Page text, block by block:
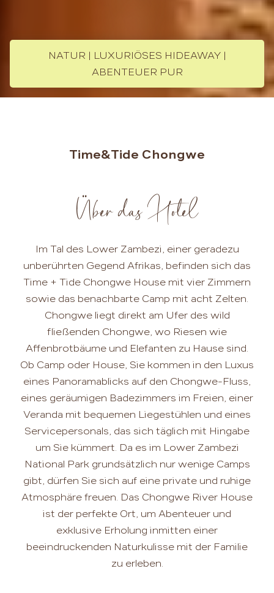
NATUR | LUXURIÖSES HIDEAWAY |
ABENTEUER PUR
Time&Tide Chongwe
Über das Hotel
Im Tal des Lower Zambezi, einer geradezu
unberührten Gegend Afrikas, befinden sich das
Time + Tide Chongwe House mit vier Zimmern
sowie das benachbarte Camp mit acht Zelten.
Chongwe liegt direkt am Ufer des wild
fließenden Chongwe, wo Riesen wie
Affenbrotbäume und Elefanten zu Hause sind.
Ob Camp oder House, Sie kommen in den Luxus
eines Panoramablicks auf den Chongwe-Fluss,
eines geräumigen Badezimmers im Freien, einer
Veranda mit bequemen Liegestühlen und eines
Servicepersonals, das sich täglich mit Hingabe
um Sie kümmert. Da es im Lower Zambezi
National Park grundsätzlich nur wenige Camps
gibt, dürfen Sie sich auf eine private und ruhige
Atmosphäre freuen. Das Chongwe River House
ist der perfekte Ort, um Abenteuer und
exklusive Erholung inmitten einer
beeindruckenden Naturkulisse mit der Familie
zu erleben.